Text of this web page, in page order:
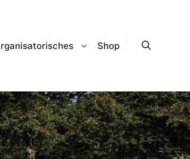
Shop